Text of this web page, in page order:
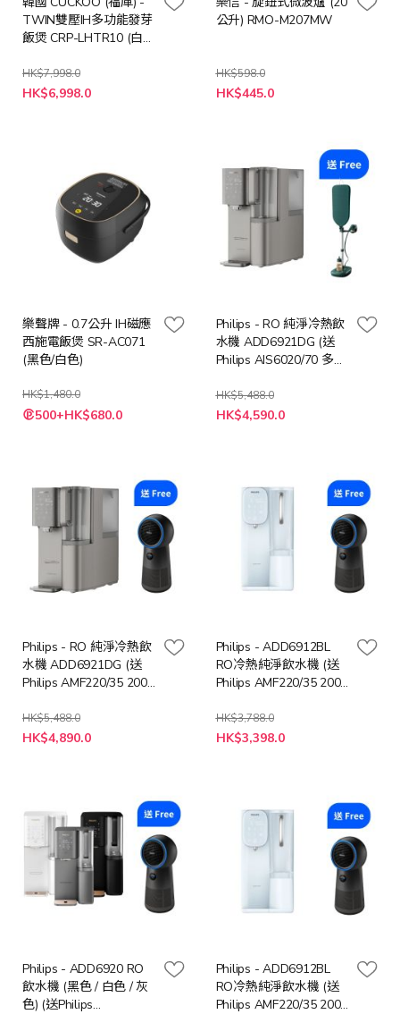
TWIN雙壓IH多功能發芽
飯煲 CRP-LHTR10 (白
HK$7,998.0
特
殊
HK$6,998.0
公升) RMO-M207MW
HK$598.0
特
殊
HK$445.0
樂聲牌 - 0.7公升 IH磁應
西施電飯煲 SR-AC071
(黑色/白色)
HK$1,480.0
500+HK$680.0
Philips - RO 純淨冷熱飲
水機 ADD6921DG (送
Philips AIS6020/70 多合
$2698))
HK$5,488.0
特
殊
HK$4,590.0
Philips - RO 純淨冷熱飲
水機 ADD6921DG (送
Philips AMF220/35 2000
清新機 (價值: $3388))
HK$5,488.0
特
殊
HK$4,890.0
Philips - ADD6912BL
RO冷熱純淨飲水機 (送
Philips AMF220/35 2000
清新機 (價值: $3388))
HK$3,788.0
特
殊
HK$3,398.0
Philips - ADD6920 RO
飲水機 (黑色 / 白色 / 灰
色) (送Philips
Philips - ADD6912BL
RO冷熱純淨飲水機 (送
Philips AMF220/35 2000